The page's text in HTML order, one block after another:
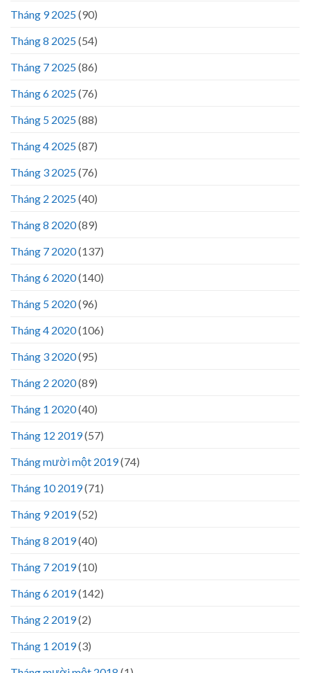
Tháng 9 2025(90)
Tháng 8 2025(54)
Tháng 7 2025(86)
Tháng 6 2025(76)
Tháng 5 2025(88)
Tháng 4 2025(87)
Tháng 3 2025(76)
Tháng 2 2025(40)
Tháng 8 2020(89)
Tháng 7 2020(137)
Tháng 6 2020(140)
Tháng 5 2020(96)
Tháng 4 2020(106)
Tháng 3 2020(95)
Tháng 2 2020(89)
Tháng 1 2020(40)
Tháng 12 2019(57)
Tháng mười một 2019(74)
Tháng 10 2019(71)
Tháng 9 2019(52)
Tháng 8 2019(40)
Tháng 7 2019(10)
Tháng 6 2019(142)
Tháng 2 2019(2)
Tháng 1 2019(3)